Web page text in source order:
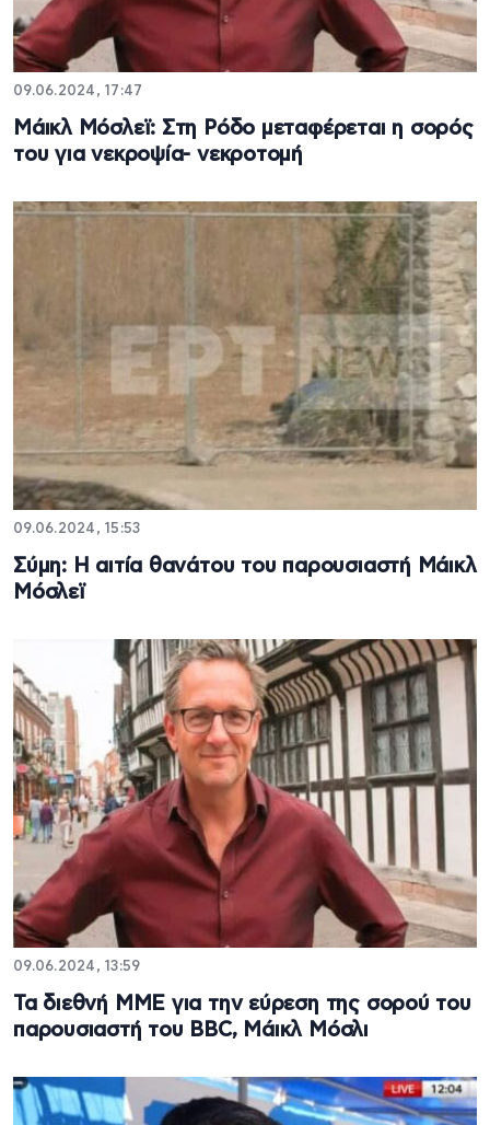
09.06.2024, 17:47
Μάικλ Μόσλεϊ: Στη Ρόδο μεταφέρεται η σορός
του για νεκροψία- νεκροτομή
09.06.2024, 15:53
Σύμη: Η αιτία θανάτου του παρουσιαστή Μάικλ
Μόσλεϊ
09.06.2024, 13:59
Τα διεθνή ΜΜΕ για την εύρεση της σορού του
παρουσιαστή του ΒΒC, Μάικλ Μόσλι